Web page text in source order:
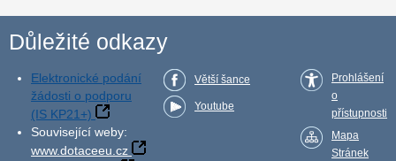
Důležité odkazy
Elektronické podání
žádosti o podporu
(IS KP21+)
Související weby:
www.dotaceeu.cz
Větší šance
Youtube
Prohlášení
o
přístupnosti
Mapa
Stránek